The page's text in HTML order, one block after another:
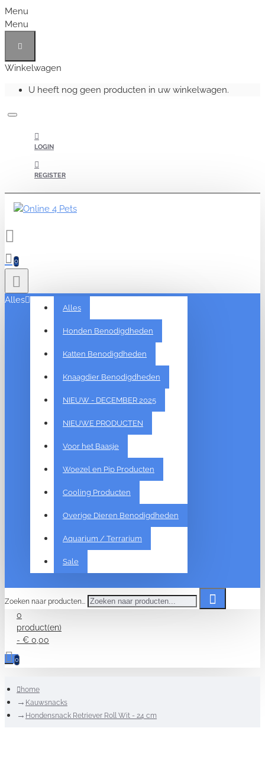
Menu
Menu
Winkelwagen
U heeft nog geen producten in uw winkelwagen.
LOGIN
REGISTER
0
Alles
Alles
Honden Benodigdheden
Katten Benodigdheden
Knaagdier Benodigdheden
NIEUW - DECEMBER 2025
NIEUWE PRODUCTEN
Voor het Baasje
Woezel en Pip Producten
Cooling Producten
Overige Dieren Benodigdheden
Aquarium / Terrarium
Sale
Zoeken naar producten...
0
product(en)
- € 0,00
0
home
Kauwsnacks
Hondensnack Retriever Roll Wit - 24 cm